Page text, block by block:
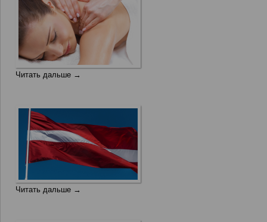
Читать дальше →
Читать дальше →